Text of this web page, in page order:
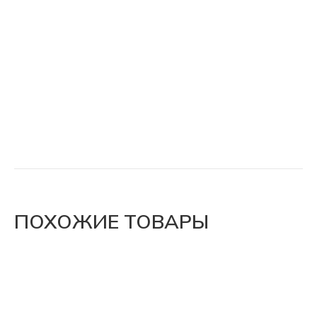
ПОХОЖИЕ ТОВАРЫ